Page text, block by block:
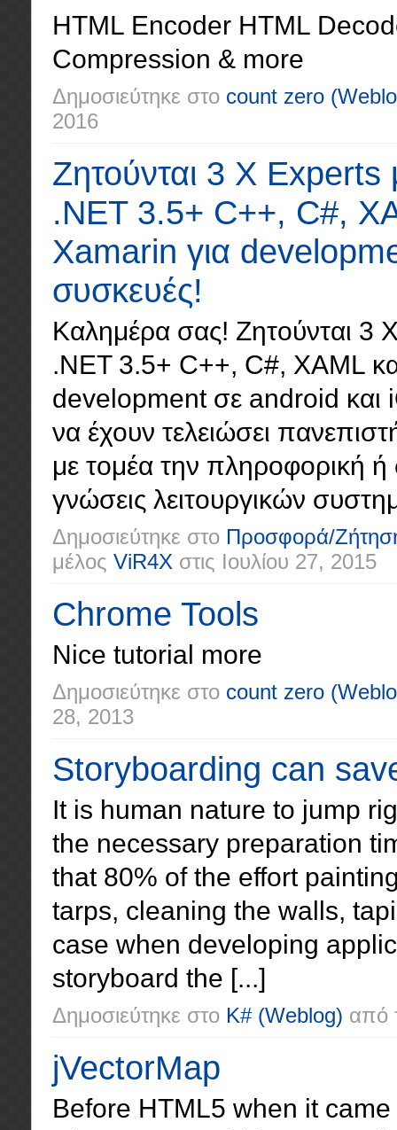
HTML Encoder HTML
Compression & more
Δημοσιεύτηκε στο count zero
2016
Ζητούνται 3 X Experts
.NET 3.5+ C++, C#,
Xamarin για
συσκευές!
Καλημέρα σας! Ζητούνται 3
.NET 3.5+ C++, C#, XAML
development σε android και
να έχουν τελειώσει
με τομέα την πληροφορική ή
γνώσεις λειτουργικών
Δημοσιεύτηκε στο Προσφορά/
μέλος ViR4X στις Ιουλίου 27, 2015
Chrome Tools
Nice tutorial more
Δημοσιεύτηκε στο count zero
28, 2013
Storyboarding can
It is human nature to jump
the necessary preparation
that 80% of the effort
tarps, cleaning the walls,
case when developing
storyboard the [...]
Δημοσιεύτηκε στο K# (Weblog) από
jVectorMap
Before HTML5 when it